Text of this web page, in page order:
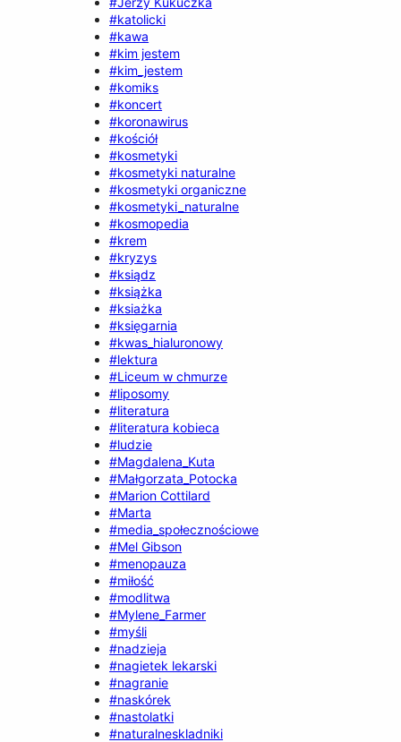
#katolicki
#kawa
#kim jestem
#kim_jestem
#komiks
#koncert
#koronawirus
#kościół
#kosmetyki
#kosmetyki naturalne
#kosmetyki organiczne
#kosmetyki_naturalne
#kosmopedia
#krem
#kryzys
#ksiądz
#książka
#ksiażka
#księgarnia
#kwas_hialuronowy
#lektura
#Liceum w chmurze
#liposomy
#literatura
#literatura kobieca
#ludzie
#Magdalena_Kuta
#Małgorzata_Potocka
#Marion Cottilard
#Marta
#media_społecznościowe
#Mel Gibson
#menopauza
#miłość
#modlitwa
#Mylene_Farmer
#myśli
#nadzieja
#nagietek lekarski
#nagranie
#naskórek
#nastolatki
#naturalneskladniki